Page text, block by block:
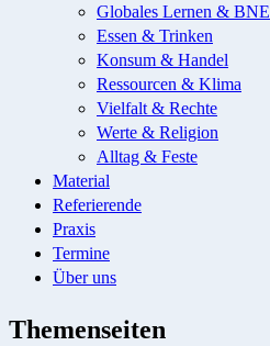
Globales Lernen & BNE
Essen & Trinken
Konsum & Handel
Ressourcen & Klima
Vielfalt & Rechte
Werte & Religion
Alltag & Feste
Material
Referierende
Praxis
Termine
Über uns
Themenseiten